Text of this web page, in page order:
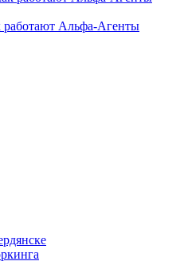
работают Альфа-Агенты